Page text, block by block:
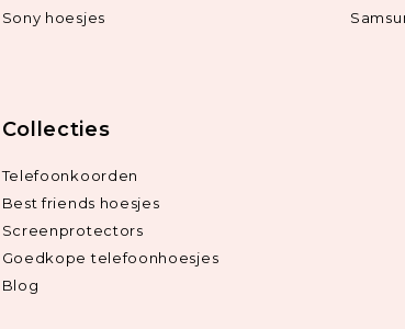
Sony hoesjes
Collecties
Telefoonkoorden
Best friends hoesjes
Screenprotectors
Goedkope telefoonhoesjes
Blog